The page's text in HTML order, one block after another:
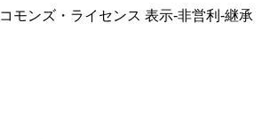
モンズ・ライセンス 表示-非営利-継承